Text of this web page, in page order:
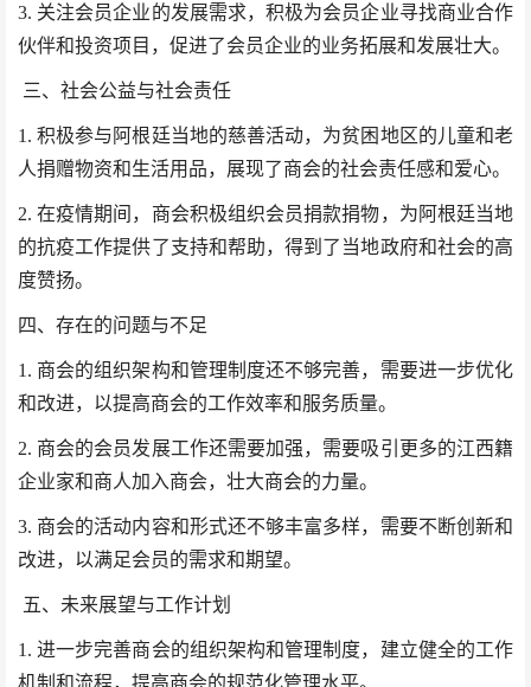
3. 关注会员企业的发展需求，积极为会员企业寻找商业合作
伙伴和投资项目，促进了会员企业的业务拓展和发展壮大。
三、社会公益与社会责任
1. 积极参与阿根廷当地的慈善活动，为贫困地区的儿童和老
人捐赠物资和生活用品，展现了商会的社会责任感和爱心。
2. 在疫情期间，商会积极组织会员捐款捐物，为阿根廷当地
的抗疫工作提供了支持和帮助，得到了当地政府和社会的高
度赞扬。
四、存在的问题与不足
1. 商会的组织架构和管理制度还不够完善，需要进一步优化
和改进，以提高商会的工作效率和服务质量。
2. 商会的会员发展工作还需要加强，需要吸引更多的江西籍
企业家和商人加入商会，壮大商会的力量。
3. 商会的活动内容和形式还不够丰富多样，需要不断创新和
改进，以满足会员的需求和期望。
五、未来展望与工作计划
1. 进一步完善商会的组织架构和管理制度，建立健全的工作
机制和流程，提高商会的规范化管理水平。